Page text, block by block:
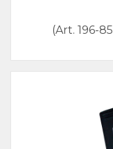
(Art. 196-